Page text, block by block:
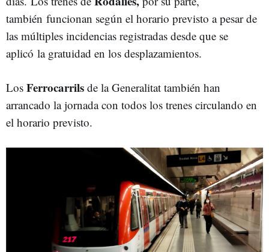
también funcionan según el horario previsto a pesar de
las múltiples incidencias registradas desde que se
aplicó la gratuidad en los desplazamientos.
Los Ferrocarrils de la Generalitat también han
arrancado la jornada con todos los trenes circulando en
el horario previsto.